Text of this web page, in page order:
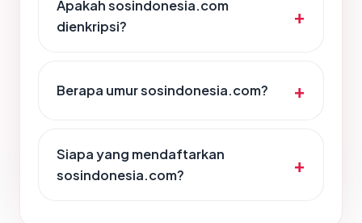
Apakah sosindonesia.com
dienkripsi?
Berapa umur sosindonesia.com?
Siapa yang mendaftarkan
sosindonesia.com?